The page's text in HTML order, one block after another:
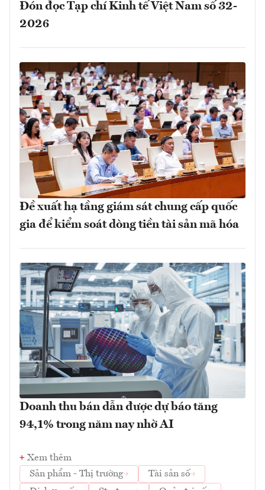
Đón đọc Tạp chí Kinh tế Việt Nam số 32-
2026
Đề xuất hạ tầng giám sát chung cấp quốc
gia để kiểm soát dòng tiền tài sản mã hóa
Doanh thu bán dẫn được dự báo tăng
94,1% trong năm nay nhờ AI
Xem thêm
Sản phẩm - Thị trường
Tài sản số